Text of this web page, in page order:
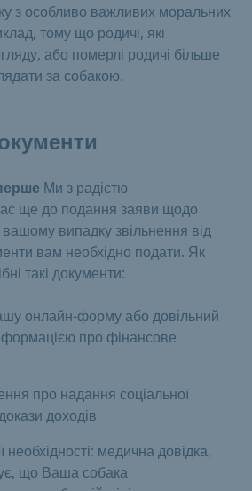
з особливо важливих моральних
тому що родичі, які
або померлі родичі більше
за собакою.
Ми з радістю
ще до подання заяви щодо
випадку звільнення від
вам необхідно подати. Як
такі документи:
онлайн-форму або довільний
про фінансове
про надання соціальної
доходів
необхідності: медична довідка,
що Ваша собака